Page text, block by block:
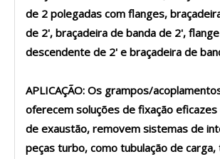
de 2 polegadas com flanges,
de 2', braçadeira de banda de 2',
descendente de 2' e braçadeira de
APLICAÇÃO: Os grampos/
oferecem soluções de fixação
de exaustão, removem sistemas de
peças turbo, como tubulação de